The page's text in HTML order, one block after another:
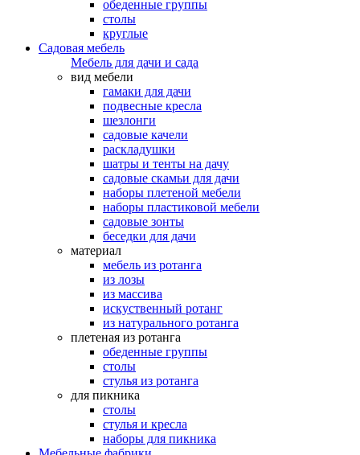
обеденные группы
столы
круглые
Садовая мебель
Мебель для дачи и сада
вид мебели
гамаки для дачи
подвесные кресла
шезлонги
садовые качели
раскладушки
шатры и тенты на дачу
садовые скамьи для дачи
наборы плетеной мебели
наборы пластиковой мебели
садовые зонты
беседки для дачи
материал
мебель из ротанга
из лозы
из массива
искуственный ротанг
из натурального ротанга
плетеная из ротанга
обеденные группы
столы
стулья из ротанга
для пикника
столы
стулья и кресла
наборы для пикника